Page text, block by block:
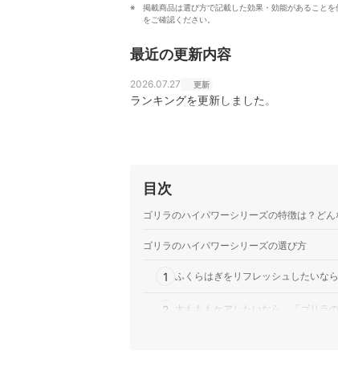
掲載商品は選び方で記載した効果・効能があること
をご確認ください。
最近の更新内容
2026.07.27 更新
ランキングを更新しました。
目次
ゴリラのハイパワーシリーズの特徴は？どん
ゴリラのハイパワーシリーズの選び方
1 ふくらはぎをリフレッシュしたいな
2 太もももケアしたいなら、「ゴリラ